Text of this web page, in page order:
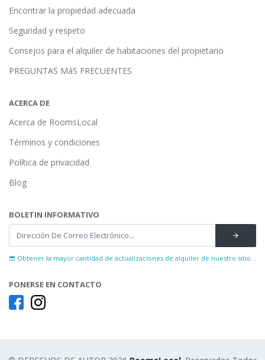
Encontrar la propiedad adecuada
Seguridad y respeto
Consejos para el alquiler de habitaciones del propietario
PREGUNTAS MáS FRECUENTES
ACERCA DE
Acerca de RoomsLocal
Términos y condiciones
Política de privacidad
Blog
BOLETIN INFORMATIVO
Obtener la mayor cantidad de actualizaciones de alquiler de nuestro sitio...
PONERSE EN CONTACTO